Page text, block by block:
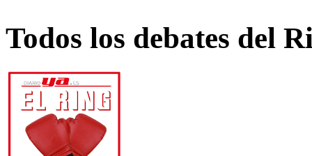
Todos los debates del